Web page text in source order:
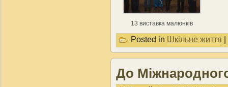
13 виставка малюнків
Posted in Шкільне життя |
До